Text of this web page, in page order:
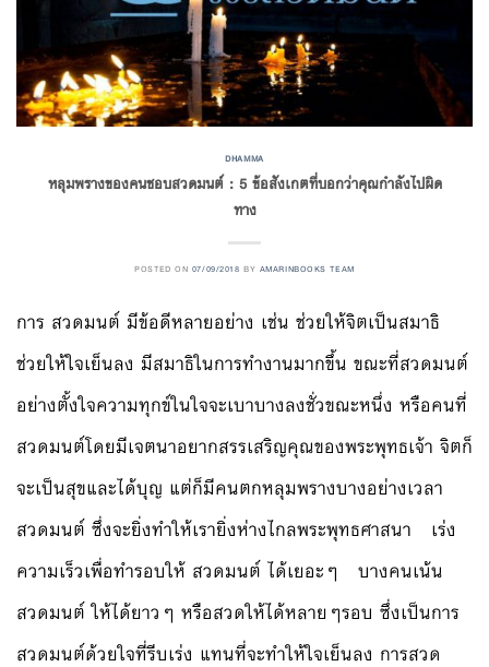
DHAMMA
หลุมพรางของคนชอบสวดมนต์ : 5 ข้อสังเกตที่บอกว่าคุณกำลังไปผิด
ทาง
POSTED ON 07/09/2018 BY AMARINBOOKS TEAM
การ สวดมนต์ มีข้อดีหลายอย่าง เช่น ช่วยให้จิตเป็นสมาธิ
ช่วยให้ใจเย็นลง มีสมาธิในการทำงานมากขึ้น ขณะที่สวดมนต์
อย่างตั้งใจความทุกข์ในใจจะเบาบางลงชั่วขณะหนึ่ง หรือคนที่
สวดมนต์โดยมีเจตนาอยากสรรเสริญคุณของพระพุทธเจ้า จิตก็
จะเป็นสุขและได้บุญ แต่ก็มีคนตกหลุมพรางบางอย่างเวลา
สวดมนต์ ซึ่งจะยิ่งทำให้เรายิ่งห่างไกลพระพุทธศาสนา เร่ง
ความเร็วเพื่อทำรอบให้ สวดมนต์ ได้เยอะๆ บางคนเน้น
สวดมนต์ ให้ได้ยาวๆ หรือสวดให้ได้หลายๆรอบ ซึ่งเป็นการ
สวดมนต์ด้วยใจที่รีบเร่ง แทนที่จะทำให้ใจเย็นลง การสวด